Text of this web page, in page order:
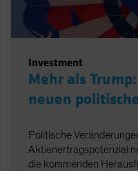
Investment
Mehr als
neuen
Politische
Aktienertragspotenzial
die kommenden